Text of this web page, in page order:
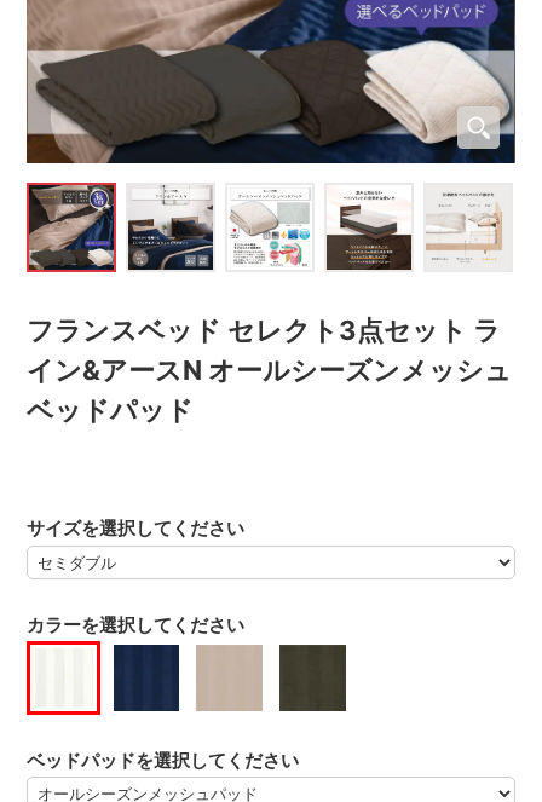
フランスベッド セレクト3点セット ラ
イン&アースN オールシーズンメッシュ
ベッドパッド
カラーを選択してください
サイズを選択してください
ベッドパッドを選択してください